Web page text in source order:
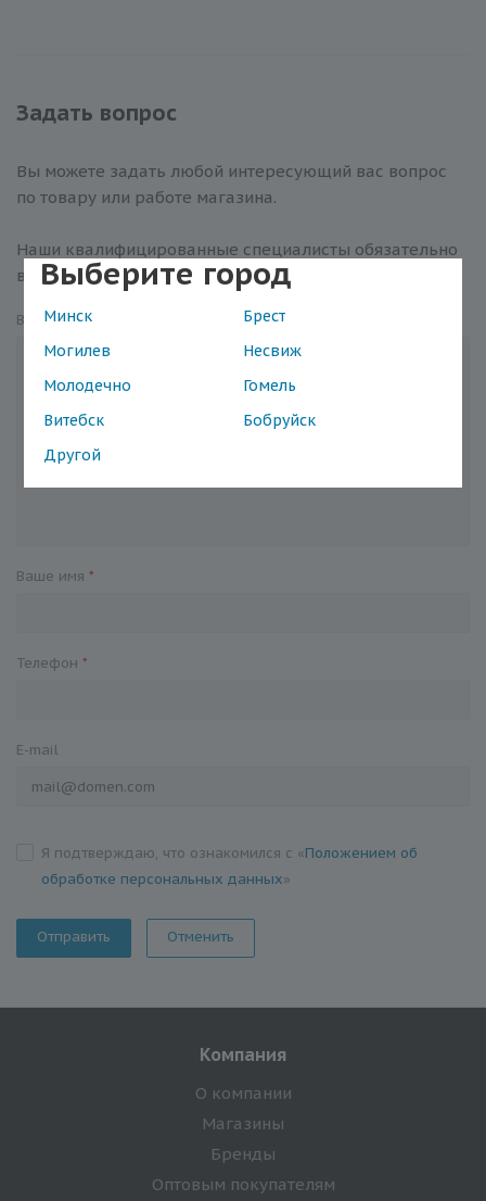
Выберите город
Минск
Брест
Могилев
Несвиж
Молодечно
Гомель
Витебск
Бобруйск
Другой
Задать вопрос
Вы можете задать любой интересующий вас вопрос
по товару или работе магазина.
Наши квалифицированные специалисты обязательно
вам помогут.
Вопрос*
Ваше имя *
Телефон *
E-mail
Я подтверждаю, что ознакомился с «Положением об
обработке персональных данных»
Отменить
Компания
О компании
Магазины
Бренды
Оптовым покупателям